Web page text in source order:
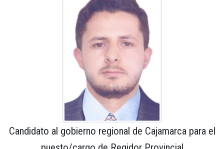
Candidato al gobierno regional de Cajamarca para el